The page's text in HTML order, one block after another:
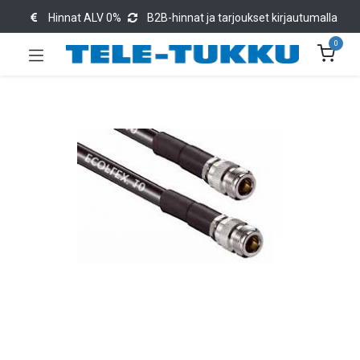
Hinnat ALV 0% B2B-hinnat ja tarjoukset kirjautumalla
0